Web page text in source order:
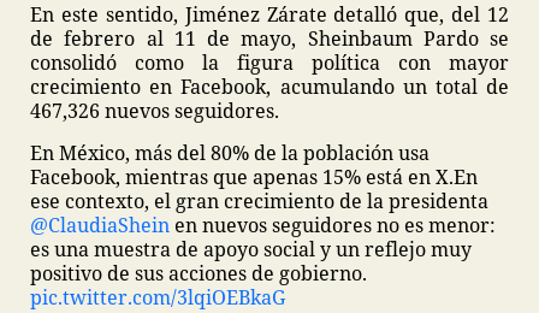
En este sentido, Jiménez Zárate detalló que, del 12
de febrero al 11 de mayo, Sheinbaum Pardo se
consolidó como la figura política con mayor
crecimiento en Facebook, acumulando un total de
467,326 nuevos seguidores.
En México, más del 80% de la población usa
Facebook, mientras que apenas 15% está en X.En
ese contexto, el gran crecimiento de la presidenta
@ClaudiaShein en nuevos seguidores no es menor:
es una muestra de apoyo social y un reflejo muy
positivo de sus acciones de gobierno.
pic.twitter.com/3lqiOEBkaG